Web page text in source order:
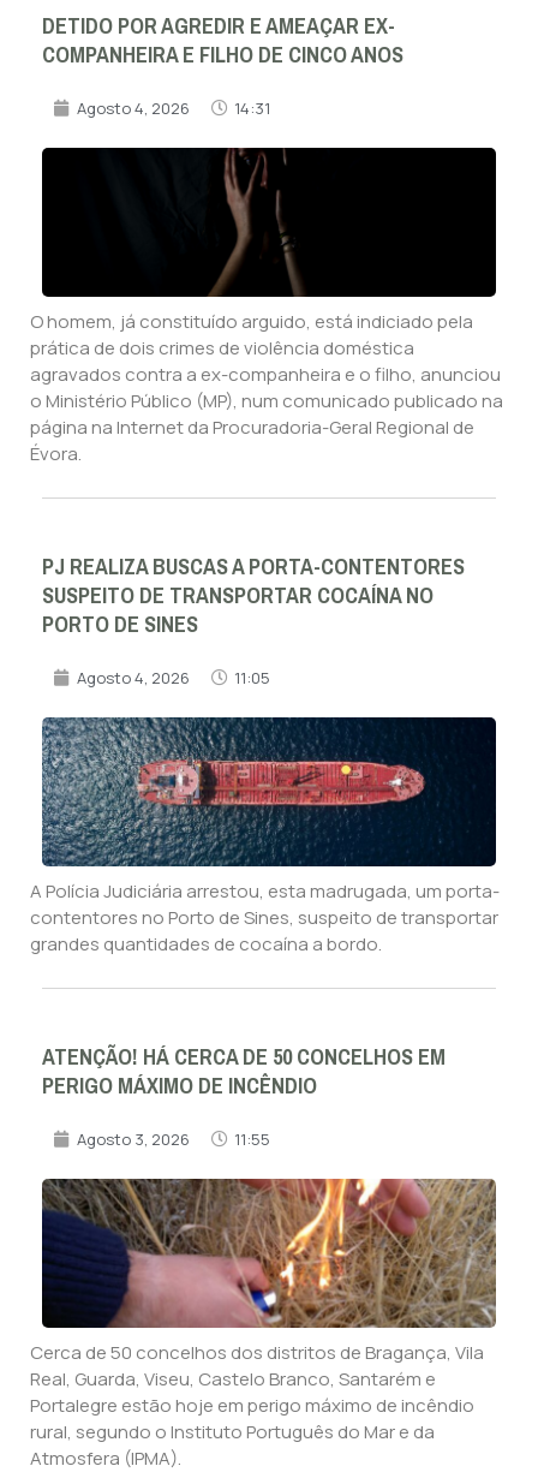
DETIDO POR AGREDIR E AMEAÇAR EX-
COMPANHEIRA E FILHO DE CINCO ANOS
Agosto 4, 2026 14:31
O homem, já constituído arguido, está indiciado pela
prática de dois crimes de violência doméstica
agravados contra a ex-companheira e o filho, anunciou
o Ministério Público (MP), num comunicado publicado na
página na Internet da Procuradoria-Geral Regional de
Évora.
PJ REALIZA BUSCAS A PORTA-CONTENTORES
SUSPEITO DE TRANSPORTAR COCAÍNA NO
PORTO DE SINES
Agosto 4, 2026 11:05
A Polícia Judiciária arrestou, esta madrugada, um porta-
contentores no Porto de Sines, suspeito de transportar
grandes quantidades de cocaína a bordo.
ATENÇÃO! HÁ CERCA DE 50 CONCELHOS EM
PERIGO MÁXIMO DE INCÊNDIO
Agosto 3, 2026 11:55
Cerca de 50 concelhos dos distritos de Bragança, Vila
Real, Guarda, Viseu, Castelo Branco, Santarém e
Portalegre estão hoje em perigo máximo de incêndio
rural, segundo o Instituto Português do Mar e da
Atmosfera (IPMA).